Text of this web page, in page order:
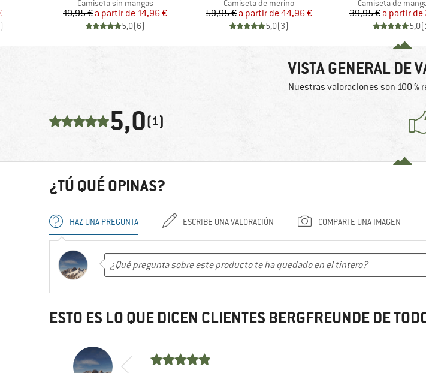
)
Product group
Camiseta sin mangas
Precio
19,95 € Precio reducido
a partir de 14,96 €
5,0(6)
Product group
Camiseta de merino
Precio
59,95 € Precio reducido
a partir de44,96 €
5,0(3)
Product group
Camiseta de
39,95 € a partir de
5,0(
VISTA GENERAL DE
Nuestras valoraciones son 100 %
5,0(1)
¿TÚ QUÉ OPINAS?
HAZ UNA PREGUNTA ESCRIBE UNA VALORACIÓN COMPARTE UNA IMAGEN
ESTO ES LO QUE DICEN CLIENTES BERGFREUNDE DE